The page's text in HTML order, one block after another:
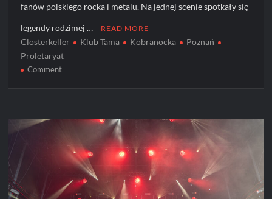
fanów polskiego rocka i metalu. Na jednej scenie spotkały się
legendy rodzimej … READ MORE
Closterkeller Klub Tama Kobranocka
Poznań
Proletaryat
Commenton
Poznań